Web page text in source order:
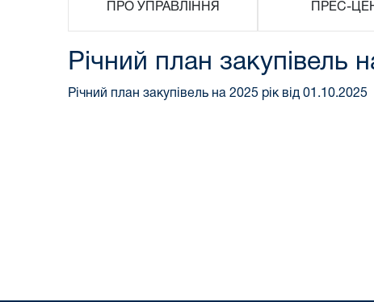
ПРО УПРАВЛІННЯ ПРЕС-
Річний план закупівель
Річний план закупівель на 2025 рік від 01.10.2025